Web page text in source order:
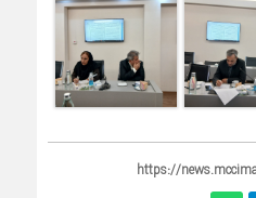
https://